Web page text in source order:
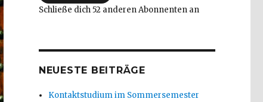
Schließe dich 52 anderen Abonnenten an
NEUESTE BEITRÄGE
Kontaktstudium im Sommersemester